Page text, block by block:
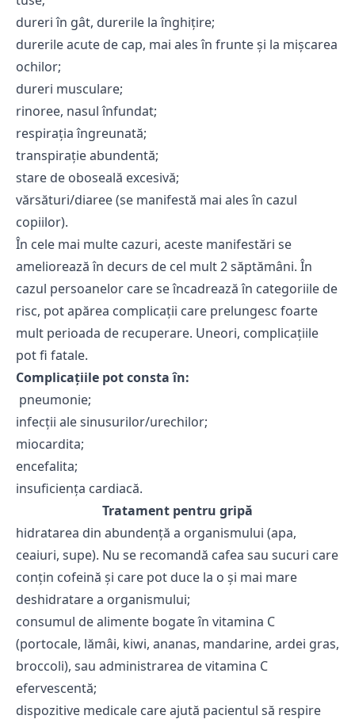
dureri în gât, durerile la înghiţire;
durerile acute de cap, mai ales în frunte şi la mişcarea
ochilor;
dureri musculare;
rinoree, nasul înfundat;
respiraţia îngreunată;
transpiraţie abundentă;
stare de oboseală excesivă;
vărsături/diaree (se manifestă mai ales în cazul
copiilor).
În cele mai multe cazuri, aceste manifestări se
ameliorează în decurs de cel mult 2 săptămâni. În
cazul persoanelor care se încadrează în categoriile de
risc, pot apărea complicaţii care prelungesc foarte
mult perioada de recuperare. Uneori, complicaţiile
pot fi fatale.
Complicaţiile pot consta în:
pneumonie;
infecţii ale sinusurilor/urechilor;
miocardita;
encefalita;
insuficienţa cardiacă.
Tratament pentru gripă
hidratarea din abundență a organismului (apa,
ceaiuri, supe). Nu se recomandă cafea sau sucuri care
conţin cofeină și care pot duce la o și mai mare
deshidratare a organismului;
consumul de alimente bogate în vitamina C
(portocale, lămâi, kiwi, ananas, mandarine, ardei gras,
broccoli), sau administrarea de vitamina C
efervescentă;
dispozitive medicale care ajută pacientul să respire